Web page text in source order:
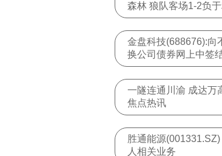
森林 狼队客场1-2负
金盘科技(688676):向
换公司债券网上中签
一隧连通川渝 成达万
焦点热讯
胜通能源
人相关业务